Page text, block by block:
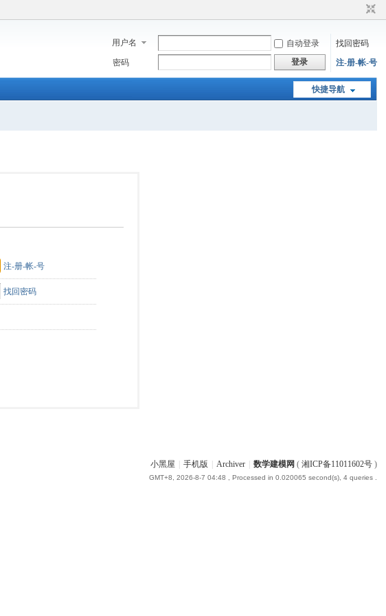
用户名 自动登录
找回密码
密码
登录 注-册-帐-号
快捷导航
注-册-帐-号
找回密码
小黑屋 手机版 Archiver 数学建模网 ( 湘ICP备11011602号)
GMT+8, 2026-8-7 04:48 , Processed in 0.020065 second(s), 4 queries .